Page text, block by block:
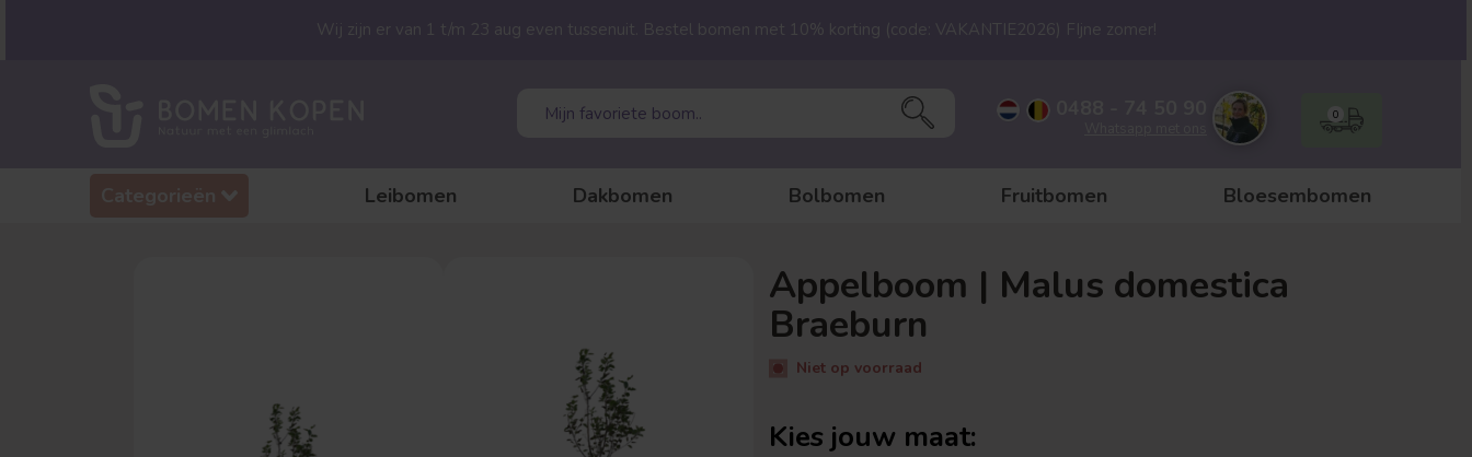
Leibomen Dakbomen Bolbomen Fruitbomen Bloesembomen
0
Wij zijn er van 1 t/m 23 aug even tussenuit. Bestel bomen met 10% korting (code: VAKANTIE2026) FIjne zomer!
Appelboom | Malus domestica
Braeburn
Niet op voorraad
Kies jouw maat: